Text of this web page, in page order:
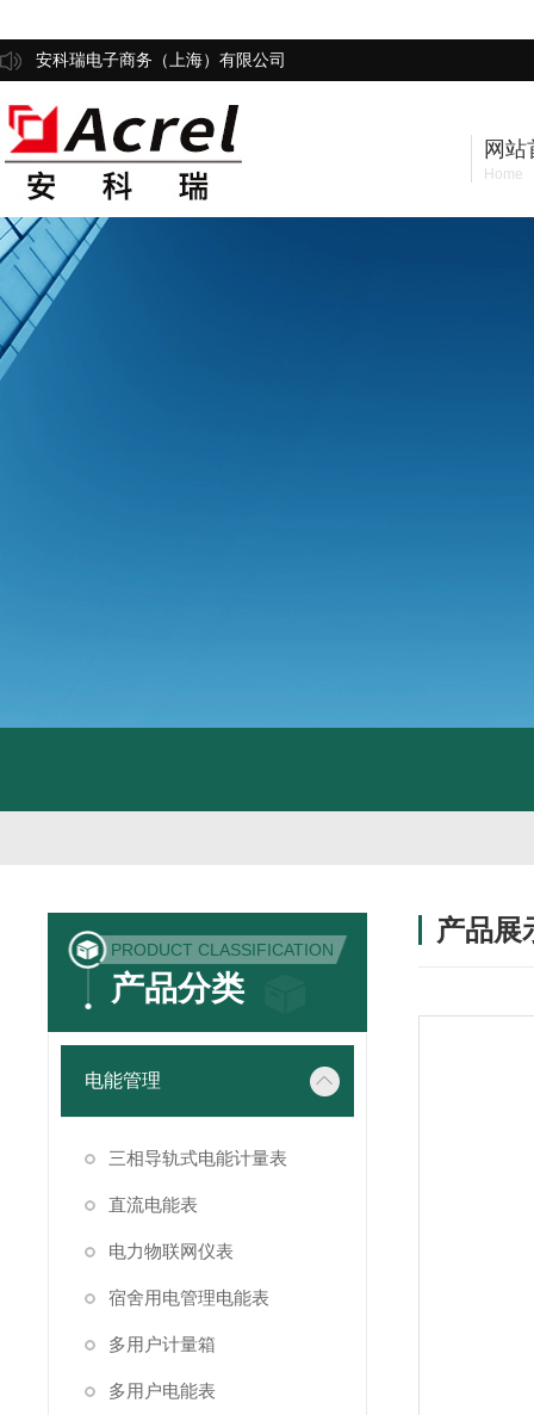
安科瑞电子商务（上海）有限公司
网站
Home
PRODUCT CLASSIFICATION
产品分类
电能管理
三相导轨式电能计量表
直流电能表
电力物联网仪表
宿舍用电管理电能表
多用户计量箱
多用户电能表
产品展